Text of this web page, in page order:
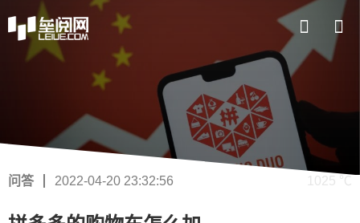
问答 2022-04-20 23:32:56 1025 ℃